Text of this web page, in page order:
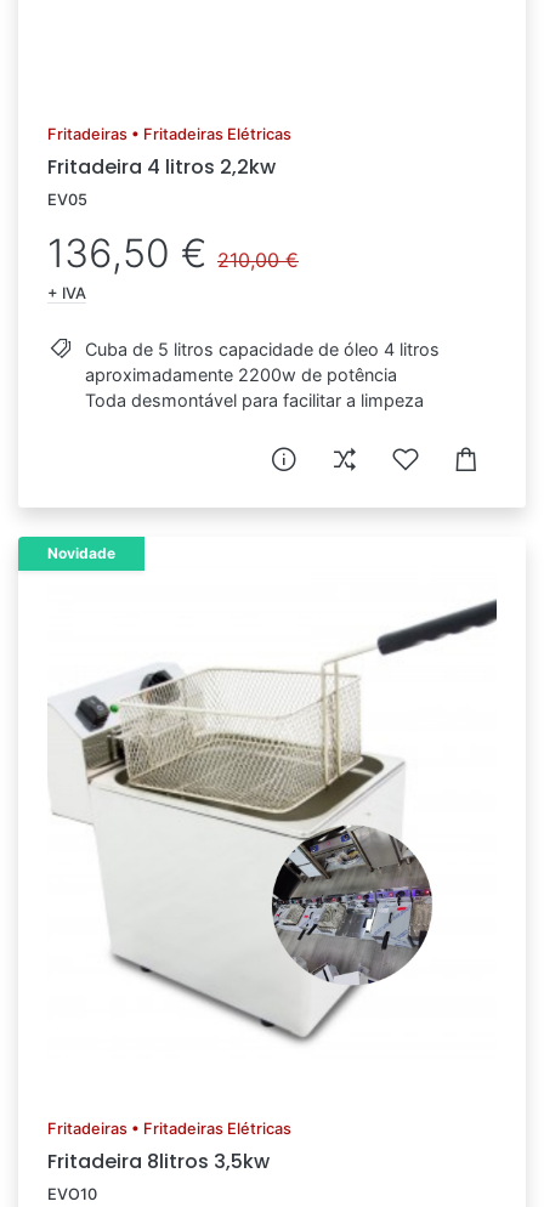
Fritadeiras • Fritadeiras Elétricas
Fritadeira 4 litros 2,2kw
EV05
136,50 € 210,00 €
+ IVA
Cuba de 5 litros capacidade de óleo 4 litros
aproximadamente 2200w de potência
Toda desmontável para facilitar a limpeza
Novidade
Fritadeiras • Fritadeiras Elétricas
Fritadeira 8litros 3,5kw
EVO10